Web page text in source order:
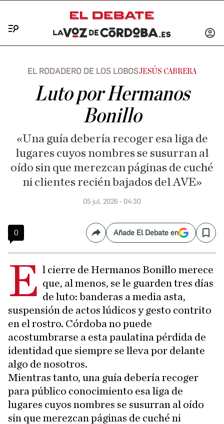
INICIAR
EL RODADERO DE LOS LOBOSJESÚS CABRERA
Luto por Hermanos
Bonillo
«Una guía debería recoger esa liga de
lugares cuyos nombres se susurran al
oído sin que merezcan páginas de cuché
ni clientes recién bajados del AVE»
05 jul. 2026 - 04:30
0 CompartirAñade El Debate en Save
E l cierre de Hermanos Bonillo merece
que, al menos, se le guarden tres días
de luto: banderas a media asta,
suspensión de actos lúdicos y gesto contrito
en el rostro. Córdoba no puede
acostumbrarse a esta paulatina pérdida de
identidad que siempre se lleva por delante
algo de nosotros.
Mientras tanto, una guía debería recoger
para público conocimiento esa liga de
lugares cuyos nombres se susurran al oído
sin que merezcan páginas de cuché ni